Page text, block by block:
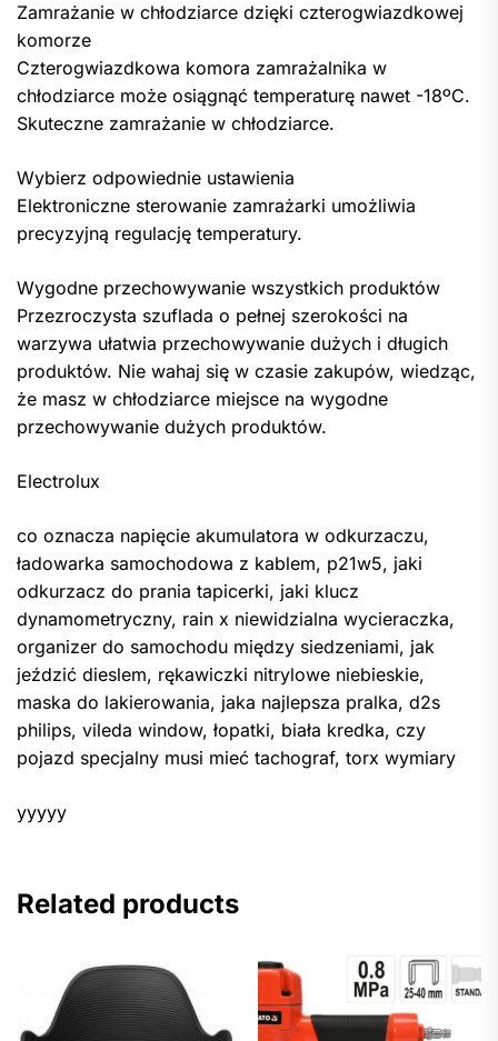
Zamrażanie w chłodziarce dzięki czterogwiazdkowej
komorze
Czterogwiazdkowa komora zamrażalnika w
chłodziarce może osiągnąć temperaturę nawet -18ºC.
Skuteczne zamrażanie w chłodziarce.
Wybierz odpowiednie ustawienia
Elektroniczne sterowanie zamrażarki umożliwia
precyzyjną regulację temperatury.
Wygodne przechowywanie wszystkich produktów
Przezroczysta szuflada o pełnej szerokości na
warzywa ułatwia przechowywanie dużych i długich
produktów. Nie wahaj się w czasie zakupów, wiedząc,
że masz w chłodziarce miejsce na wygodne
przechowywanie dużych produktów.
Electrolux
co oznacza napięcie akumulatora w odkurzaczu,
ładowarka samochodowa z kablem, p21w5, jaki
odkurzacz do prania tapicerki, jaki klucz
dynamometryczny, rain x niewidzialna wycieraczka,
organizer do samochodu między siedzeniami, jak
jeździć dieslem, rękawiczki nitrylowe niebieskie,
maska do lakierowania, jaka najlepsza pralka, d2s
philips, vileda window, łopatki, biała kredka, czy
pojazd specjalny musi mieć tachograf, torx wymiary
yyyyy
Related products